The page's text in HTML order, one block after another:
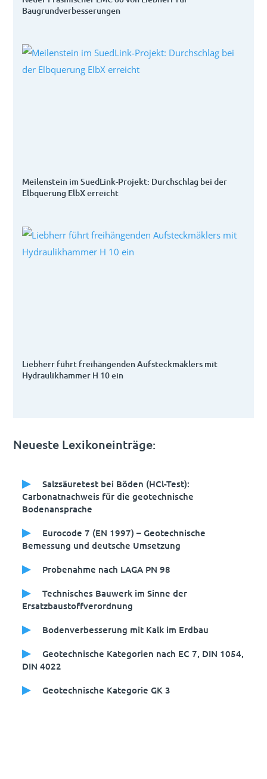
Baugrundverbesserungen
Meilenstein im SuedLink-Projekt: Durchschlag bei der
Elbquerung ElbX erreicht
Liebherr führt freihängenden Aufsteckmäklers mit
Hydraulikhammer H 10 ein
Neueste Lexikoneinträge:
Salzsäuretest bei Böden (HCl-Test):
Carbonatnachweis für die geotechnische
Bodenansprache
Eurocode 7 (EN 1997) – Geotechnische
Bemessung und deutsche Umsetzung
Probenahme nach LAGA PN 98
Technisches Bauwerk im Sinne der
Ersatzbaustoffverordnung
Bodenverbesserung mit Kalk im Erdbau
Geotechnische Kategorien nach EC 7, DIN 1054,
DIN 4022
Geotechnische Kategorie GK 3